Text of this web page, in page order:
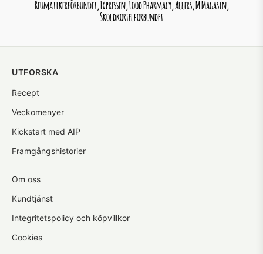
UTFORSKA
Recept
Veckomenyer
Kickstart med AIP
Framgångshistorier
Om oss
Kundtjänst
Integritetspolicy och köpvillkor
Cookies